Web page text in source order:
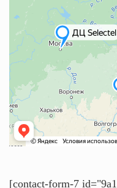
[contact-form-7